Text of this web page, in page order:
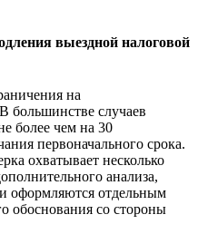
выездной налоговой
на
большинстве случаев
более чем на 30
первоначального срока.
охватывает несколько
анализа,
оформляются отдельным
обоснования со стороны